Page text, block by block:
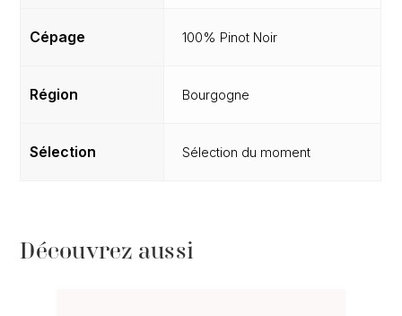
Cépage 100% Pinot Noir
Région Bourgogne
Sélection Sélection du moment
Découvrez aussi